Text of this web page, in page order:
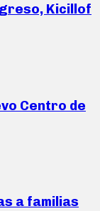
Kicillof
Centro de
a familias